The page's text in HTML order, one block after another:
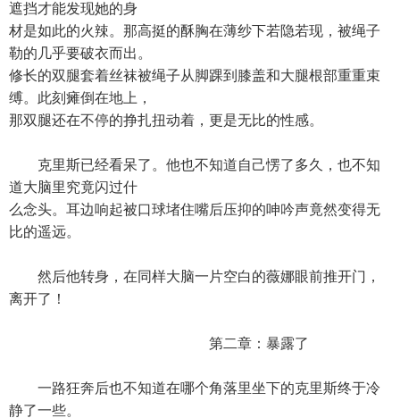
遮挡才能发现她的身
材是如此的火辣。那高挺的酥胸在薄纱下若隐若现，被绳子
勒的几乎要破衣而出。
修长的双腿套着丝袜被绳子从脚踝到膝盖和大腿根部重重束
缚。此刻瘫倒在地上，
那双腿还在不停的挣扎扭动着，更是无比的性感。
克里斯已经看呆了。他也不知道自己愣了多久，也不知
道大脑里究竟闪过什
么念头。耳边响起被口球堵住嘴后压抑的呻吟声竟然变得无
比的遥远。
然后他转身，在同样大脑一片空白的薇娜眼前推开门，
离开了！
第二章：暴露了
一路狂奔后也不知道在哪个角落里坐下的克里斯终于冷
静了一些。